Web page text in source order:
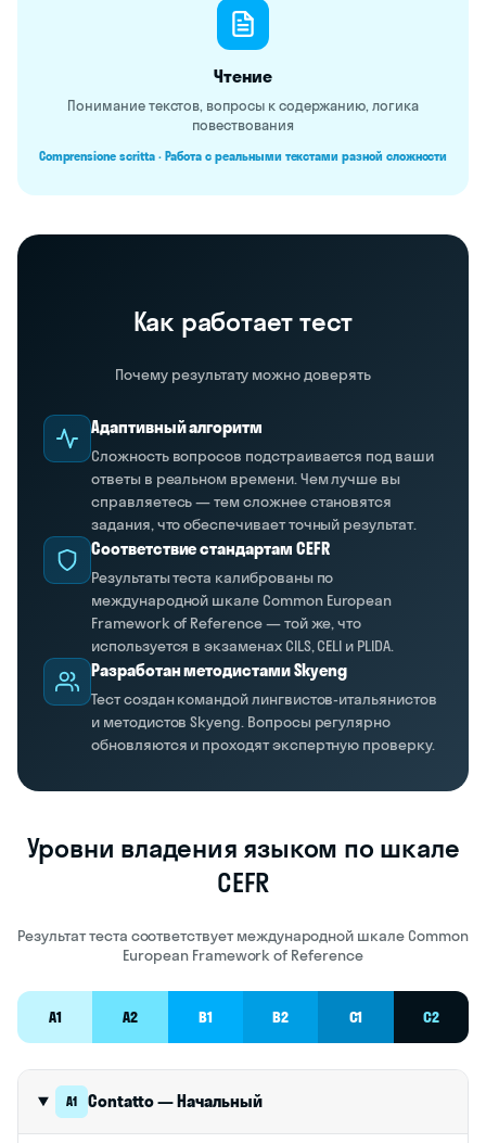
Чтение
Понимание текстов, вопросы к содержанию, логика
повествования
Comprensione scritta · Работа с реальными текстами разной сложности
Как работает тест
Почему результату можно доверять
Адаптивный алгоритм
Сложность вопросов подстраивается под ваши
ответы в реальном времени. Чем лучше вы
справляетесь — тем сложнее становятся
задания, что обеспечивает точный результат.
Соответствие стандартам CEFR
Результаты теста калиброваны по
международной шкале Common European
Framework of Reference — той же, что
используется в экзаменах CILS, CELI и PLIDA.
Разработан методистами Skyeng
Тест создан командой лингвистов-итальянистов
и методистов Skyeng. Вопросы регулярно
обновляются и проходят экспертную проверку.
Уровни владения языком по шкале
CEFR
Результат теста соответствует международной шкале Common
European Framework of Reference
A1 A2 B1 B2 C1 C2
A1 Contatto — Начальный